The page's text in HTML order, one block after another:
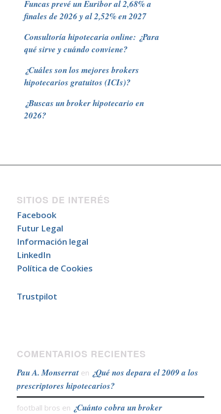
Funcas prevé un Euribor al 2,68% a
finales de 2026 y al 2,52% en 2027
Consultoría hipotecaria online: ¿Para
qué sirve y cuándo conviene?
¿Cuáles son los mejores brokers
hipotecarios gratuitos (ICIs)?
¿Buscas un broker hipotecario en
2026?
SITIOS DE INTERÉS
Facebook
Futur Legal
Información legal
LinkedIn
Política de Cookies
Trustpilot
COMENTARIOS RECIENTES
Pau A. Monserraten ¿Qué nos depara el 2009 a los
prescriptores hipotecarios?
football bros en ¿Cuánto cobra un broker